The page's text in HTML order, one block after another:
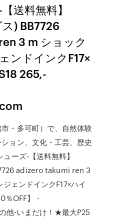
送料無料】
) BB7726
3 m ショック
ンドインクF17×
265,-
・多可町）で、自然体験
ョン、文化・工芸、歴史
ーズ-【送料無料】
adizero takumi ren 3
ェンドインクF17×ハイ
％OFF】 -
他-いまだけ！★最大P25